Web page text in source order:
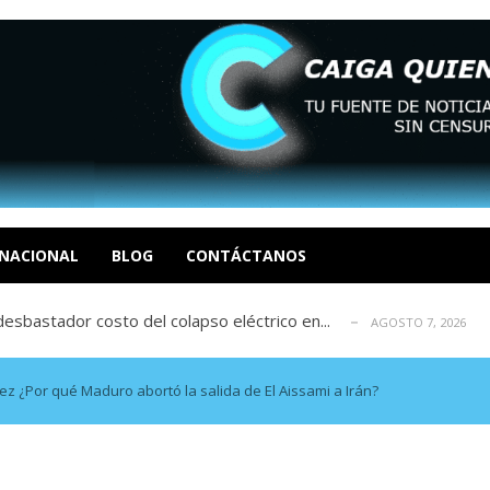
BLOG CONTÁCTANOS
apagones y promesas incumplidas... AGOSTO 6, 2026
de derechos humanos en el Minister... AGOSTO 6, 2026
un mercado impulsado por el auge de...
costo del colapso eléctrico en...
Por Dayana Cristina Duzoglou L. AGOSTO 6, 2026
apagones y promesas incumplidas... AGOSTO 6, 2026
de derechos humanos en el Minister... AGOSTO 6, 2026
un mercado impulsado por el auge de... AGOSTO 6, 2026
¿Por qué Maduro abortó la salida de El Aissami a Irán?